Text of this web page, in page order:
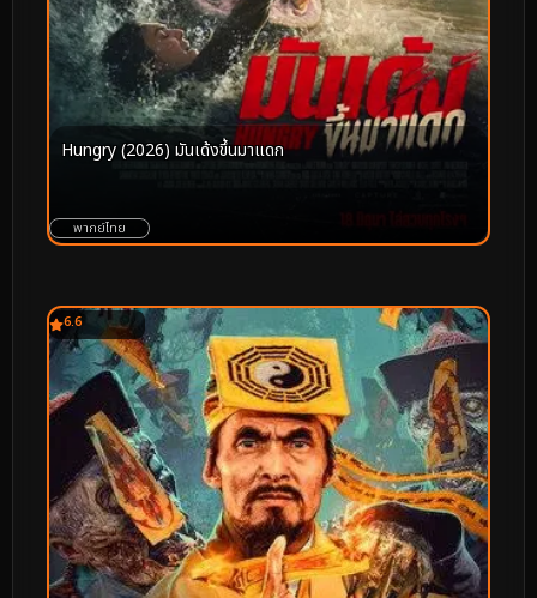
Hungry (2026) มันเด้งขึ้นมาแดก
พากย์ไทย
6.6